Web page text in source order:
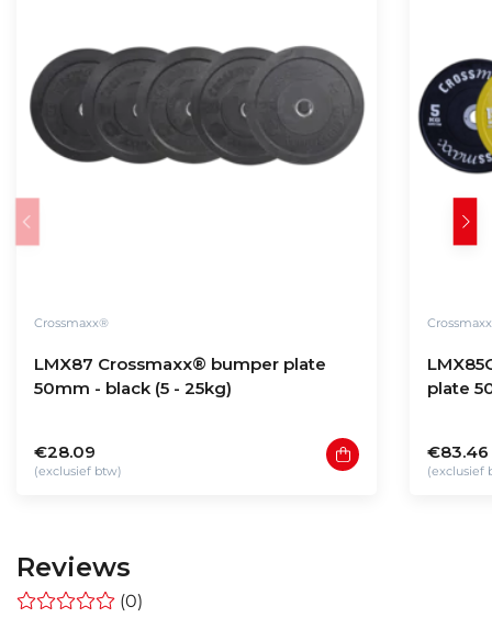
Crossmaxx®
LMX87 Crossmaxx® bumper plate
50mm - black (5 - 25kg)
€28.09
(exclusief btw)
plate
€83.46
(exclusief
Reviews
(0)